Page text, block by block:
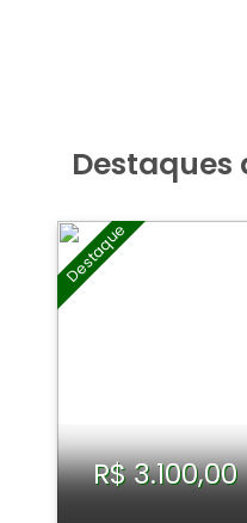
Destaques
Destaque
R$ 3.100,00